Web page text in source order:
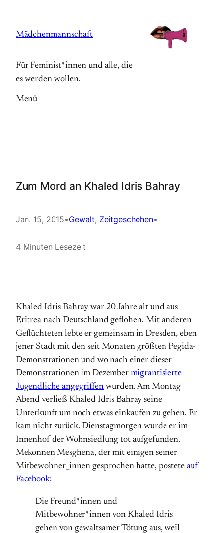
springen
Mädchenmannschaft
Für Feminist*innen und alle, die
es werden wollen.
Menü
Zum Mord an Khaled Idris Bahray
Jan. 15, 2015•Gewalt, Zeitgeschehen•
4 Minuten Lesezeit
Khaled Idris Bahray war 20 Jahre alt und aus
Eritrea nach Deutschland geflohen. Mit anderen
Geflüchteten lebte er gemeinsam in Dresden, eben
jener Stadt mit den seit Monaten größten Pegida-
Demonstrationen und wo nach einer dieser
Demonstrationen im Dezember migrantisierte
Jugendliche angegriffen wurden. Am Montag
Abend verließ Khaled Idris Bahray seine
Unterkunft um noch etwas einkaufen zu gehen. Er
kam nicht zurück. Dienstagmorgen wurde er im
Innenhof der Wohnsiedlung tot aufgefunden.
Mekonnen Mesghena, der mit einigen seiner
Mitbewohner_innen gesprochen hatte, postete auf
Facebook:
Die Freund*innen und
Mitbewohner*innen von Khaled Idris
gehen von gewaltsamer Tötung aus, weil